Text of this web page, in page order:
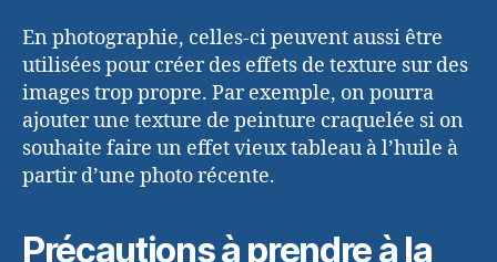
En photographie, celles-ci peuvent aussi être
utilisées pour créer des effets de texture sur des
images trop propre. Par exemple, on pourra
ajouter une texture de peinture craquelée si on
souhaite faire un effet vieux tableau à l’huile à
partir d’une photo récente.
Précautions à prendre à la